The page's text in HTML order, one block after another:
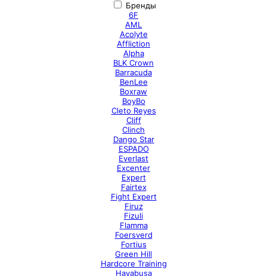
Бренды
6F
AML
Acolyte
Affliction
Alpha
BLK Crown
Barracuda
BenLee
Boxraw
BoyBo
Cleto Reyes
Cliff
Clinch
Dango Star
ESPADO
Everlast
Excenter
Expert
Fairtex
Fight Expert
Firuz
Fizuli
Flamma
Foersverd
Fortius
Green Hill
Hardcore Training
Hayabusa